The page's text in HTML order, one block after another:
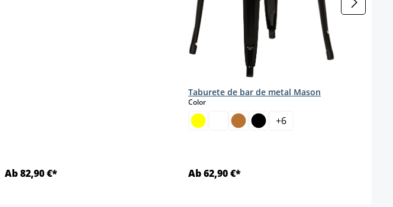
Ab 82,90 €*
Taburete de bar de metal Mason
Colorselect
+6
Ab 62,90 €*